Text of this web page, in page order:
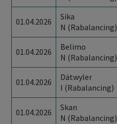
01.04.2026
Sika
N (Rabalancing)
01.04.2026
Belimo
N (Rabalancing)
01.04.2026
Dätwyler
I (Rabalancing)
01.04.2026
Skan
N (Rabalancing)